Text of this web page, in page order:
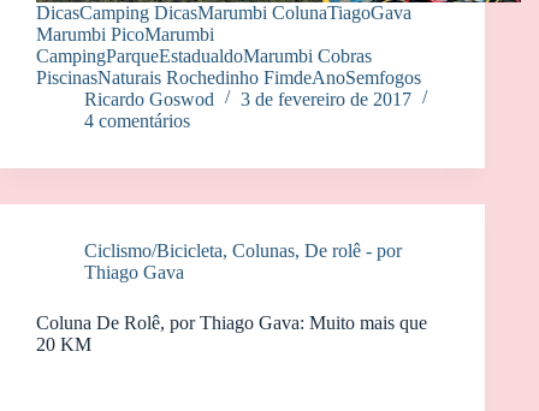
DicasCamping DicasMarumbi ColunaTiagoGava
Marumbi PicoMarumbi
CampingParqueEstadualdoMarumbi Cobras
PiscinasNaturais Rochedinho FimdeAnoSemfogos
Ricardo Goswod
3 de fevereiro de 2017
4 comentários
Ciclismo/Bicicleta, Colunas, De rolê - por
Thiago Gava
Coluna De Rolê, por Thiago Gava: Muito mais que
20 KM